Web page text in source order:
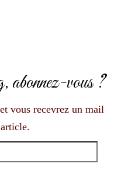
abonnez-vous ?
vous recevrez un mail